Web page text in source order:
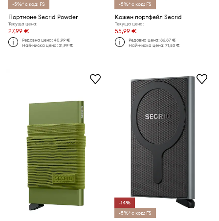
-5%* с код: FS
Портмоне Secrid Powder
Текуща цена:
27,99 €
Редовна цена:40,99 €
Най-ниска цена:31,99 €
-5%* с код: FS
Кожен портфейл Secrid
Текуща цена:
55,99 €
Редовна цена:86,87 €
Най-ниска цена:71,53 €
-14%
-5%* с код: FS